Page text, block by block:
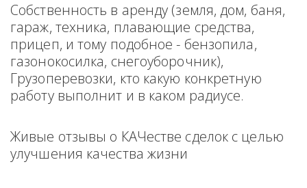
Собственность в аренду (земля, дом, баня,
гараж, техника, плавающие средства,
прицеп, и тому подобное - бензопила,
газонокосилка, снегоуборочник),
Грузоперевозки, кто какую конкретную
работу выполнит и в каком радиусе.
Живые отзывы о КАЧестве сделок с целью
улучшения качества жизни